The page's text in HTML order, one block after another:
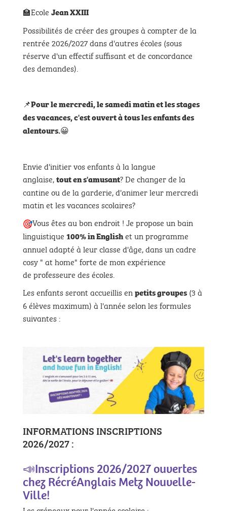
🏫Ecole Jean XXIII
Possibilités de créer des groupes à compter de la
rentrée 2026/2027 dans d'autres écoles (sous
réserve d'un effectif suffisant et de concordance
des demandes).
📌Pour le mercredi, le samedi matin et les stages
des vacances, c'est ouvert à tous les enfants des
alentours.😀
Envie d'initier vos enfants à la langue
anglaise,tout en s'amusant? De changer de la
cantine ou de la garderie, d'animer leur mercredi
matin et les vacances scolaires?
Vous êtes au bon endroit ! Je propose un bain
linguistique 100% in Englishet un programme
annuel adapté à leur classe d'âge, dans un cadre
cosy " at home" forte de mon expérience
de professeure des écoles.
Les enfants seront accueillis en petits groupes (3 à
6 élèves maximum) à l'année selon les formules
suivantes :
INFORMATIONS INSCRIPTIONS
2026/2027 :
📣Inscriptions 2026/2027 ouvertes
chez RécréAnglais Metz Nouvelle-
Ville!